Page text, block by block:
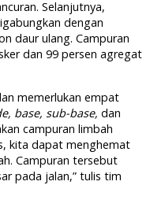
Selanjutnya,
dengan
daur ulang. Campuran
dan 99 persen agregat
memerlukan empat
base, sub-base,dan
campuran limbah
kita dapat menghemat
Campuran tersebut
pada jalan,” tulis tim